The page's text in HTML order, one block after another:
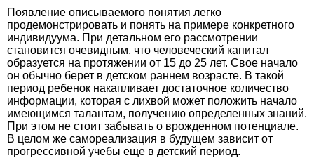
Появление описываемого понятия легко
продемонстрировать и понять на примере конкретного
индивидуума. При детальном его рассмотрении
становится очевидным, что человеческий капитал
образуется на протяжении от 15 до 25 лет. Свое начало
он обычно берет в детском раннем возрасте. В такой
период ребенок накапливает достаточное количество
информации, которая с лихвой может положить начало
имеющимся талантам, получению определенных знаний.
При этом не стоит забывать о врожденном потенциале.
В целом же самореализация в будущем зависит от
прогрессивной учебы еще в детский период.